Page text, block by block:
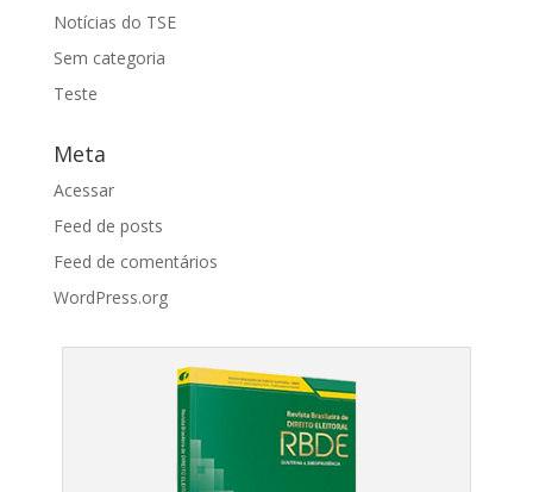
Notícias do TSE
Sem categoria
Teste
Meta
Acessar
Feed de posts
Feed de comentários
WordPress.org